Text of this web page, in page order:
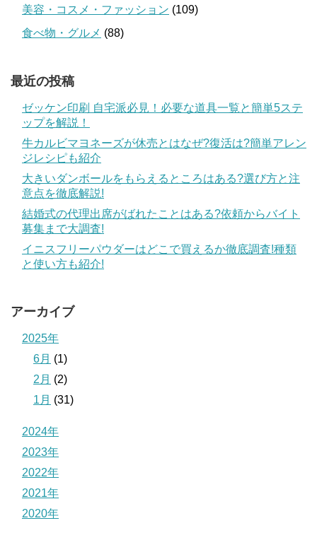
美容・コスメ・ファッション (109)
食べ物・グルメ (88)
最近の投稿
ゼッケン印刷 自宅派必見！必要な道具一覧と簡単5ステ
ップを解説！
牛カルビマヨネーズが休売とはなぜ?復活は?簡単アレン
ジレシピも紹介
大きいダンボールをもらえるところはある?選び方と注
意点を徹底解説!
結婚式の代理出席がばれたことはある?依頼からバイト
募集まで大調査!
イニスフリーパウダーはどこで買えるか徹底調査!種類
と使い方も紹介!
アーカイブ
2025年
6月 (1)
2月 (2)
1月 (31)
2024年
2023年
2022年
2021年
2020年